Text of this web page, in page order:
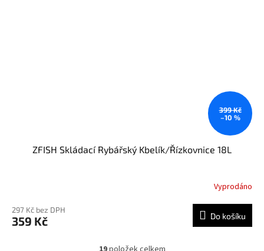
399 Kč
–10 %
ZFISH Skládací Rybářský Kbelík/Řízkovnice 18L
Vyprodáno
297 Kč bez DPH
359 Kč Do košíku